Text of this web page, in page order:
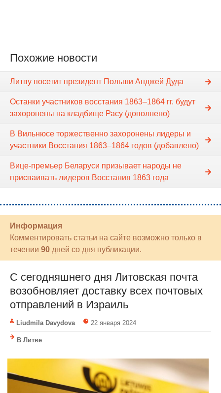
Похожие новости
Литву посетит президент Польши Анджей Дуда
Останки участников восстания 1863–1864 гг. будут
захоронены на кладбище Расу (дополнено)
В Вильнюсе торжественно захоронены лидеры и
участники Восстания 1863–1864 годов (добавлено)
Вице-премьер Беларуси призывает народы не
присваивать лидеров Восстания 1863 года
Информация
Комментировать статьи на сайте возможно только в
течении 90 дней со дня публикации.
С сегодняшнего дня Литовская почта
возобновляет доставку всех почтовых
отправлений в Израиль
Liudmila Davydova 22 января 2024
В Литве